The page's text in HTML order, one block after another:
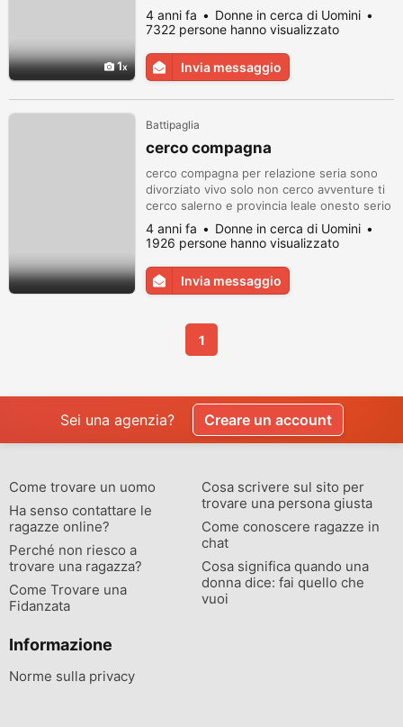
1
Possibilmente di Salerno.
4 anni fa
Donne in cerca di Uomini
7322 persone hanno visualizzato
Invia messaggio
Battipaglia
cerco compagna
cerco compagna per relazione seria sono
divorziato vivo solo non cerco avventure ti
cerco salerno e provincia leale onesto serio
romantico ,buona pensione statale e casa di
mia propieta vorrei una donna per il resto
della nostra vita con amore e rispetto per
camminare sempre mano nella mano cell.
327 0158 169.
4 anni fa
Donne in cerca di Uomini
1926 persone hanno visualizzato
Invia messaggio
1
Sei una agenzia? Creare un account
Come trovare un uomo
Ha senso contattare le
ragazze online?
Perché non riesco a
trovare una ragazza?
Come Trovare una
Fidanzata
Cosa scrivere sul sito per
trovare una persona giusta
Come conoscere ragazze in
chat
Cosa significa quando una
donna dice: fai quello che
vuoi
Informazione
Norme sulla privacy